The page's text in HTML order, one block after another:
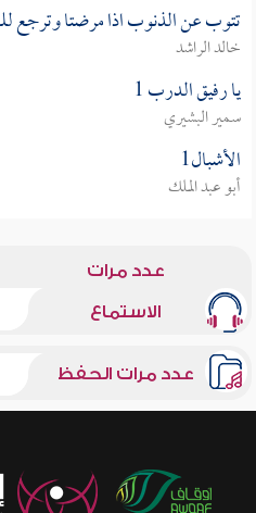
تتوب عن الذنوب اذا مرضتا وترجع
خالد الراشد
يا رفيق الدرب 1
سمير البشيري
الأشبال1
أبو عبد الملك
عدد مرات
الاستماع
عدد مرات الحفظ